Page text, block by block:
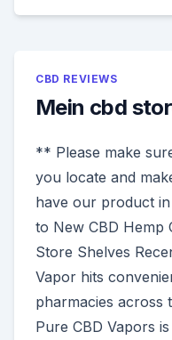
CBD REVIEWS
Mein cbd
** Please make
you locate and
have our product
to New CBD Hemp
Store Shelves
Vapor hits
pharmacies across
Pure CBD Vapors